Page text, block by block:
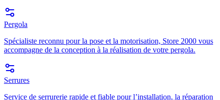
Pergola
Spécialiste reconnu pour la pose et la motorisation, Store 2000 vous
accompagne de la conception à la réalisation de votre pergola.
Serrures
Service de serrurerie rapide et fiable pour l’installation, la réparation